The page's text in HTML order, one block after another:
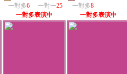
一對多6 一對一25
一對多表演中
一對多8
一對多表演中